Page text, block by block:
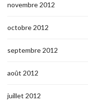
novembre 2012
octobre 2012
septembre 2012
août 2012
juillet 2012